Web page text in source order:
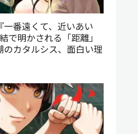
一番遠くて、近いあい
で明かされる「距離」
のカタルシス、面白い理